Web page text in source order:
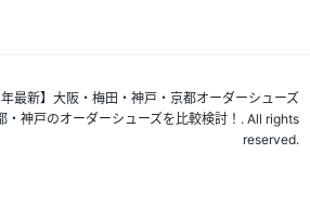
新】大阪・梅田・神戸・京都オーダーシューズ
・神戸のオーダーシューズを比較検討！. All rights
reserved.